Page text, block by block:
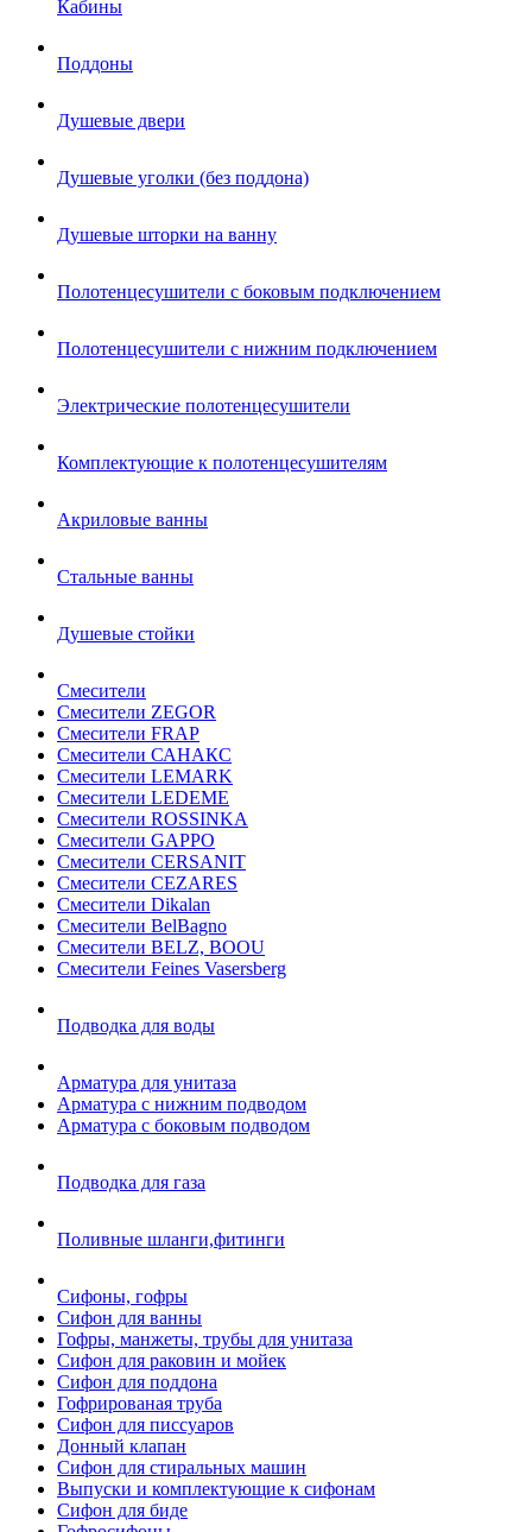
Кабины
Поддоны
Душевые двери
Душевые уголки (без поддона)
Душевые шторки на ванну
Полотенцесушители с боковым подключением
Полотенцесушители с нижним подключением
Электрические полотенцесушители
Комплектующие к полотенцесушителям
Акриловые ванны
Стальные ванны
Душевые стойки
Смесители
Смесители ZEGOR
Смесители FRAP
Смесители САНАКС
Смесители LEMARK
Смесители LEDEME
Смесители ROSSINKA
Смесители GAPPO
Смесители CERSANIT
Смесители CEZARES
Смесители Dikalan
Смесители BelBagno
Смесители BELZ, BOOU
Смесители Feines Vasersberg
Подводка для воды
Арматура для унитаза
Арматура с нижним подводом
Арматура с боковым подводом
Подводка для газа
Поливные шланги,фитинги
Сифоны, гофры
Сифон для ванны
Гофры, манжеты, трубы для унитаза
Сифон для раковин и мойек
Сифон для поддона
Гофрированая труба
Сифон для писсуаров
Донный клапан
Сифон для стиральных машин
Выпуски и комплектующие к сифонам
Сифон для биде